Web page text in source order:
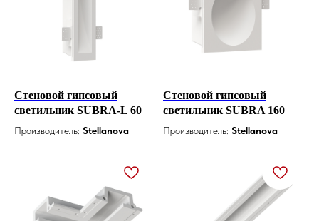
Стеновой гипсовый
светильник SUBRA-L 60
Производитель: Stellanova
Стеновой гипсовый
светильник SUBRA 160
Производитель: Stellanova